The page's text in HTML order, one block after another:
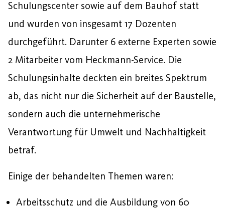
Schulungscenter sowie auf dem Bauhof statt
und wurden von insgesamt 17 Dozenten
durchgeführt. Darunter 6 externe Experten sowie
2 Mitarbeiter vom Heckmann-Service. Die
Schulungsinhalte deckten ein breites Spektrum
ab, das nicht nur die Sicherheit auf der Baustelle,
sondern auch die unternehmerische
Verantwortung für Umwelt und Nachhaltigkeit
betraf.
Einige der behandelten Themen waren:
Arbeitsschutz und die Ausbildung von 60